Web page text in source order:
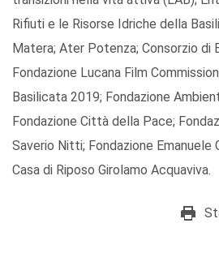
Rifiuti e le Risorse Idriche della
Matera; Ater Potenza; Consorzio di
Fondazione Lucana Film
Basilicata 2019; Fondazione
Fondazione Città della Pace;
Saverio Nitti; Fondazione Emanuele
Casa di Riposo Girolamo Acquaviva.